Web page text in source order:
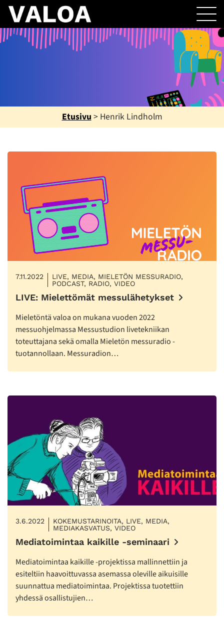
Etusivu > Henrik Lindholm
7.11.2022
LIVE, MEDIA, MIELETÖN MESSURADIO,
PODCAST, RADIO, VIDEO
LIVE: Mielettömät messulähetykset
Mieletöntä valoa on mukana vuoden 2022
messuohjelmassa Messustudion livetekniikan
toteuttajana sekä omalla Mieletön messuradio -
tuotannollaan. Messuradion…
3.6.2022
KOKEMUSTARINOITA, LIVE, MEDIA,
MEDIAKASVATUS, VIDEO
Mediatoimintaa kaikille -seminaari
Mediatoimintaa kaikille -projektissa mallinnettiin ja
esiteltiin haavoittuvassa asemassa oleville aikuisille
suunnattua mediatoimintaa. Projektissa tuotettiin
yhdessä osallistujien…